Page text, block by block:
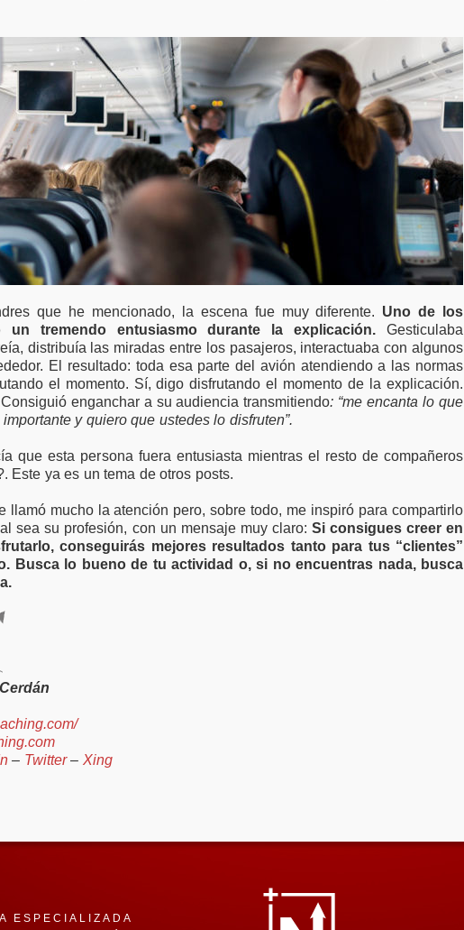
que he mencionado, la escena fue muy diferente. Uno de los
un tremendo entusiasmo durante la explicación. Gesticulaba
distribuía las miradas entre los pasajeros, interactuaba con algunos
El resultado: toda esa parte del avión atendiendo a las normas
el momento. Sí, digo disfrutando el momento de la explicación.
enganchar a su audiencia transmitiendo: “me encanta lo que
y quiero que ustedes lo disfruten”.
que esta persona fuera entusiasta mientras el resto de compañeros
Este ya es un tema de otros posts.
llamó mucho la atención pero, sobre todo, me inspiró para compartirlo
sea su profesión, con un mensaje muy claro: Si consigues creer en
conseguirás mejores resultados tanto para tus “clientes”
Busca lo bueno de tu actividad o, si no encuentras nada, busca
– Twitter– Xing
ESPECIALIZADA